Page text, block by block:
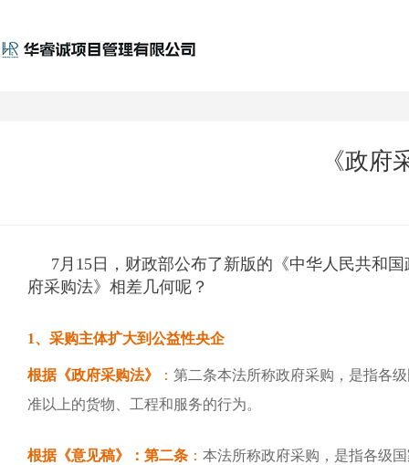
《政
7月15日，财政部公布了新版的《中华人民共和
府采购法》相差几何呢？
1、采购主体扩大到公益性央企
根据《政府采购法》 ： 第二条本法所称政府采购，是指各
准以上的货物、工程和服务的行为。
根据《意见稿》：第二条 ： 本法所称政府采购，是指各级